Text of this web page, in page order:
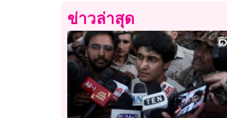
ข่าวล่าสุด